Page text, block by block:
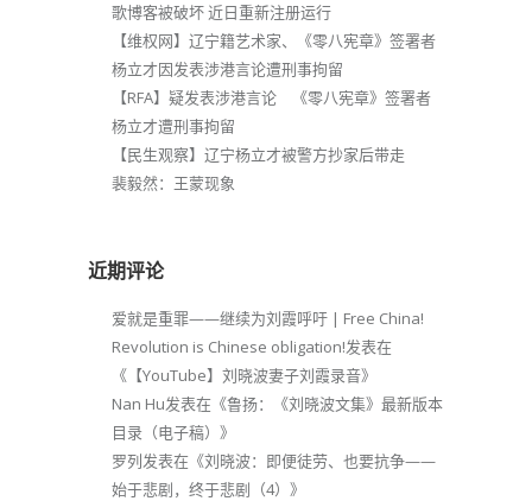
歌博客被破坏 近日重新注册运行
【维权网】辽宁籍艺术家、《零八宪章》签署者
杨立才因发表涉港言论遭刑事拘留
【RFA】疑发表涉港言论 《零八宪章》签署者
杨立才遭刑事拘留
【民生观察】辽宁杨立才被警方抄家后带走
裴毅然：王蒙现象
近期评论
爱就是重罪——继续为刘霞呼吁 | Free China!
Revolution is Chinese obligation!发表在
《 【YouTube】刘晓波妻子刘霞录音》
Nan Hu发表在《鲁扬：《刘晓波文集》最新版本
目录（电子稿） 》
罗列发表在《刘晓波：即便徒劳、也要抗争——
始于悲剧，终于悲剧（4） 》